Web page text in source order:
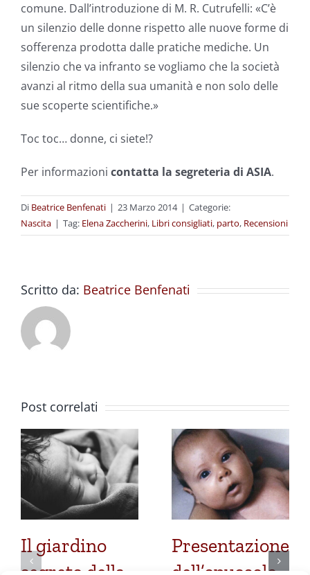
comune. Dallʼintroduzione di M. R. Cutrufelli: «Cʼè
un silenzio delle donne rispetto alle nuove forme di
sofferenza prodotta dalle pratiche mediche. Un
silenzio che va infranto se vogliamo che la società
avanzi al ritmo della sua umanità e non solo delle
sue scoperte scientifiche.»
Toc toc… donne, ci siete!?
Per informazioni contatta la segreteria di ASIA.
Di Beatrice Benfenati | 23 Marzo 2014 | Categorie:
Nascita | Tag: Elena Zaccherini, Libri consigliati, parto, Recensioni
Scritto da: Beatrice Benfenati
Post correlati
Il giardino
Presentazione